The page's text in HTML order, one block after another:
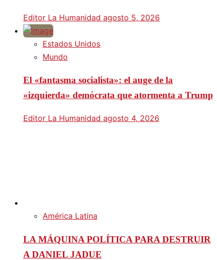
Editor La Humanidad agosto 5, 2026
Estados Unidos
Mundo
El «fantasma socialista»: el auge de la
«izquierda» demócrata que atormenta a Trump
Editor La Humanidad agosto 4, 2026
América Latina
LA MÁQUINA POLÍTICA PARA DESTRUIR
A DANIEL JADUE